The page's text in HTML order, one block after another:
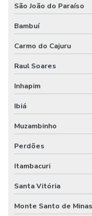
Manutenção de
Manutenção de
Mão de obra técnica
Mão de obra
Mão de obra
Mão de obra
Mecânico terceirizado
Melhorias Em
São João do Paraíso
Bambuí
Carmo do Cajuru
Raul Soares
Inhapim
Ibiá
Muzambinho
Perdões
Itambacuri
Santa Vitória
Monte Santo de Minas